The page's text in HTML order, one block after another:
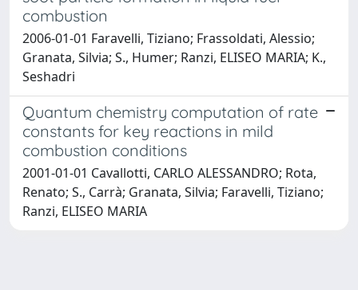
combustion
2006-01-01 Faravelli, Tiziano; Frassoldati, Alessio;
Granata, Silvia; S., Humer; Ranzi, ELISEO MARIA; K.,
Seshadri
Quantum chemistry computation of rate
constants for key reactions in mild
combustion conditions
2001-01-01 Cavallotti, CARLO ALESSANDRO; Rota,
Renato; S., Carrà; Granata, Silvia; Faravelli, Tiziano;
Ranzi, ELISEO MARIA